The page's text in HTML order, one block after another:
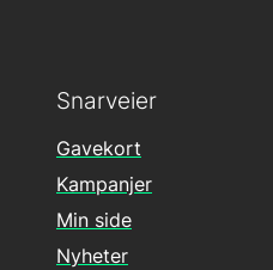
Snarveier
Gavekort
Kampanjer
Min side
Nyheter